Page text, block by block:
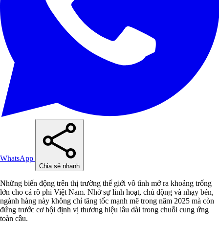
WhatsApp
Chia sẻ nhanh
Những biến động trên thị trường thế giới vô tình mở ra khoảng trống
lớn cho cá rô phi Việt Nam. Nhờ sự linh hoạt, chủ động và nhạy bén,
ngành hàng này không chỉ tăng tốc mạnh mẽ trong năm 2025 mà còn
đứng trước cơ hội định vị thương hiệu lâu dài trong chuỗi cung ứng
toàn cầu.